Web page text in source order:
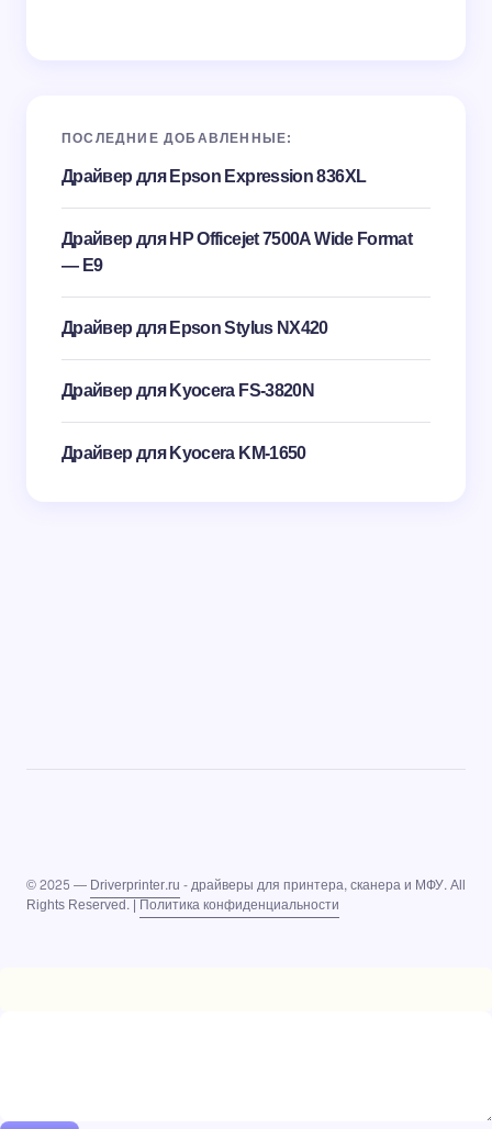
ПОСЛЕДНИЕ ДОБАВЛЕННЫЕ:
Драйвер для Epson Expression 836XL
Драйвер для HP Officejet 7500A Wide Format
— E9
Драйвер для Epson Stylus NX420
Драйвер для Kyocera FS-3820N
Драйвер для Kyocera KM-1650
© 2025 —Driverprinter.ru- драйверы для принтера, сканера и МФУ. All
Rights Reserved. |Политика конфиденциальности